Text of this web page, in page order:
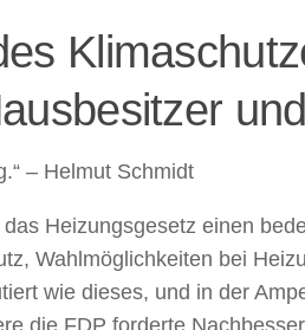
– Helmut Schmidt
Heizungsgesetz einen
Wahlmöglichkeiten bei
wie dieses, und in der
die FDP forderte